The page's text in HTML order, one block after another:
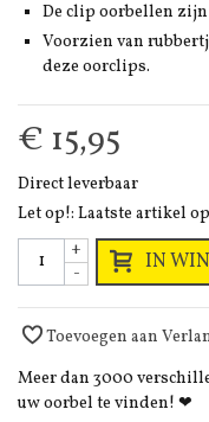
De clip oorbellen
Voorzien van
deze oorclips.
€ 15,95
Direct leverbaar
Let op!: Laatste artikel
-
+ IN
Toevoegen aan
Meer dan 3000
uw oorbel te vinden! ❤